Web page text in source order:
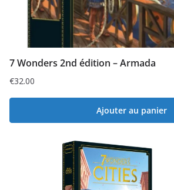
7 Wonders 2nd édition – Armada
€32.00
Ajouter au panier